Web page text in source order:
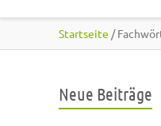
Startseite /
Neue Beiträge